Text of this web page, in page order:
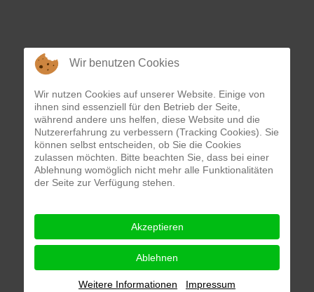
Wir benutzen Cookies
Wir nutzen Cookies auf unserer Website. Einige von
ihnen sind essenziell für den Betrieb der Seite,
während andere uns helfen, diese Website und die
Nutzererfahrung zu verbessern (Tracking Cookies). Sie
können selbst entscheiden, ob Sie die Cookies
zulassen möchten. Bitte beachten Sie, dass bei einer
Ablehnung womöglich nicht mehr alle Funktionalitäten
der Seite zur Verfügung stehen.
Akzeptieren
Ablehnen
Weitere Informationen Impressum